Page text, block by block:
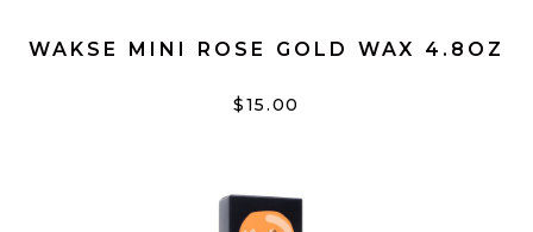
WAKSE MINI ROSE GOLD WAX 4.8OZ
$15.00